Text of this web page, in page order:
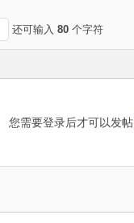
还可输入80 个字符
您需要登录后才可以发帖